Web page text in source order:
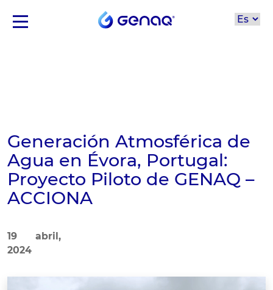
Generación Atmosférica de
Agua en Évora, Portugal:
Proyecto Piloto de GENAQ –
ACCIONA
19 abril,
2024